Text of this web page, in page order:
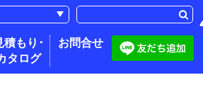
積もり･
タログ
お問合せ